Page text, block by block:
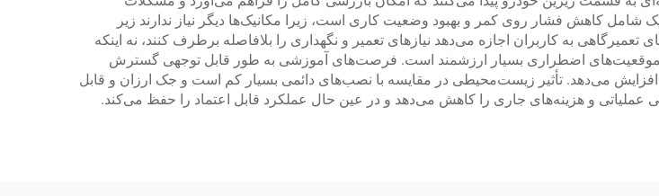
شامل کاهش فشار روی کمر و بهبود وضعیت کاری است، زیرا مکانیک‌ها دیگر نیاز ندارند زیر
به کاربران اجازه می‌دهد نیازهای تعمیر و نگهداری را بلافاصله برطرف کنند، نه اینکه
موقعیت‌های اضطراری بسیار ارزشمند است. فرصت‌های آموزشی به طور قابل توجهی گسترش
افزایش می‌دهد. تأثیر زیست‌محیطی در مقایسه با نصب‌های دائمی بسیار کم است و جک ارزان و قابل
عملیاتی و هزینه‌های جاری را کاهش می‌دهد و در عین حال عملکرد قابل اعتماد را حفظ می‌کند.